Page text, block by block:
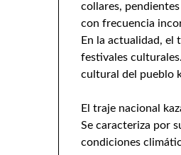
collares,
con frecuencia
En la actualidad, el
festivales
cultural del pueblo
El traje nacional
Se caracteriza por
condiciones